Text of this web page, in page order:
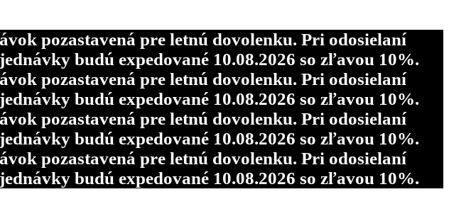
pozastavená pre letnú dovolenku. Pri odosielaní
budú expedované 10.08.2026 so zľavou 10%.
pozastavená pre letnú dovolenku. Pri odosielaní
budú expedované 10.08.2026 so zľavou 10%.
pozastavená pre letnú dovolenku. Pri odosielaní
budú expedované 10.08.2026 so zľavou 10%.
pozastavená pre letnú dovolenku. Pri odosielaní
budú expedované 10.08.2026 so zľavou 10%.